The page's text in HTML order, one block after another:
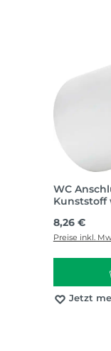
WC
Kunststoff
Regulärer
8,26 €
Preise inkl.
Jetzt